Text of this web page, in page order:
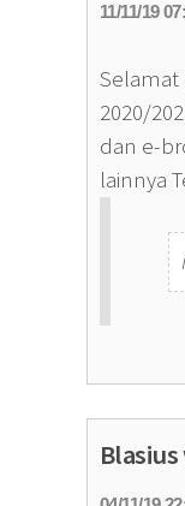
11/11/19
Selamat
2020/
dan e-
lainnya